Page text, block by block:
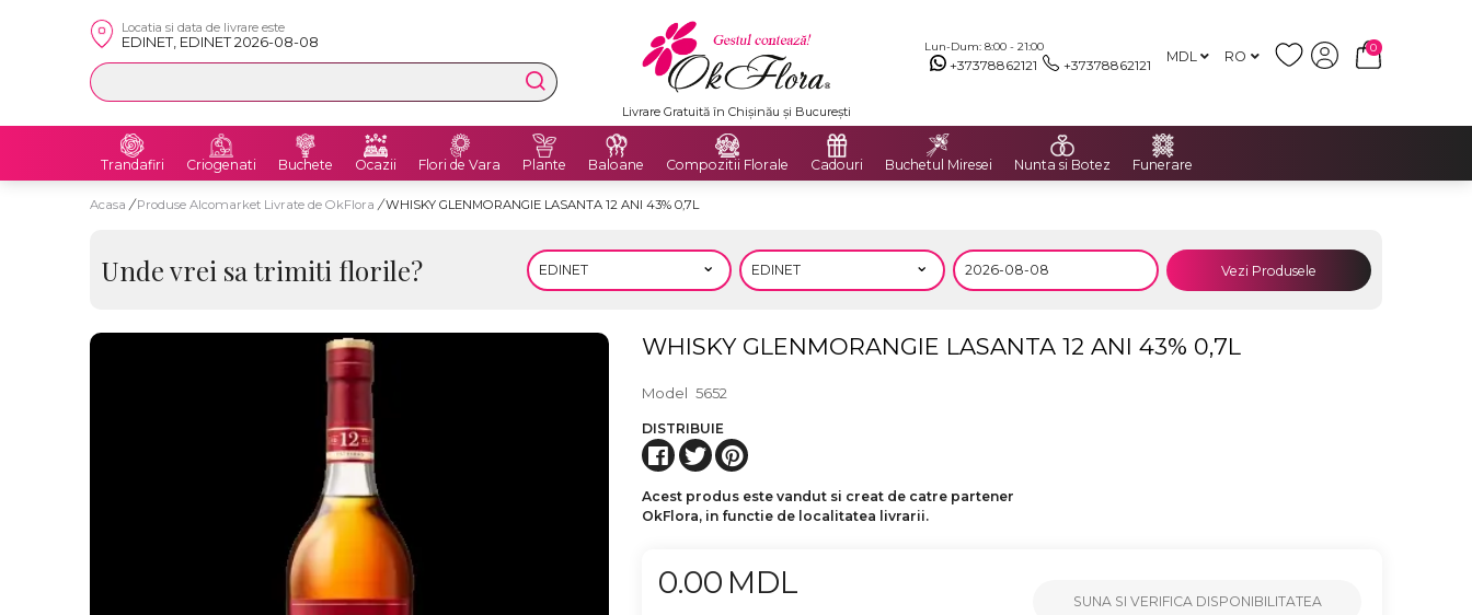
Locatia si data de livrare este
EDINET, EDINET 2026-08-08 Lun-Dum: 8:00 - 21:00
+37378862121 +37378862121 MDL RO
0
Livrare Gratuită în Chișinău și București
Trandafiri Criogenati Buchete Ocazii Flori de Vara Plante Baloane Compozitii Florale Cadouri Buchetul Miresei Nunta si Botez Funerare
Acasa / Produse Alcomarket Livrate de OkFlora / WHISKY GLENMORANGIE LASANTA 12 ANI 43% 0,7L
Unde vrei sa trimiti florile? Vezi Produsele
WHISKY GLENMORANGIE LASANTA 12 ANI 43% 0,7L
Model 5652
DISTRIBUIE
Acest produs este vandut si creat de catre partener
OkFlora, in functie de localitatea livrarii.
0.00 MDL
SUNA SI VERIFICA DISPONIBILITATEA